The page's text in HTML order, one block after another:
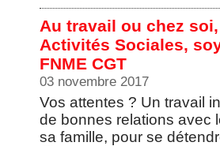
Au travail ou chez
Activités Sociales,
FNME CGT
03 novembre 2017
Vos attentes ? Un travail
de bonnes relations avec
sa famille, pour se